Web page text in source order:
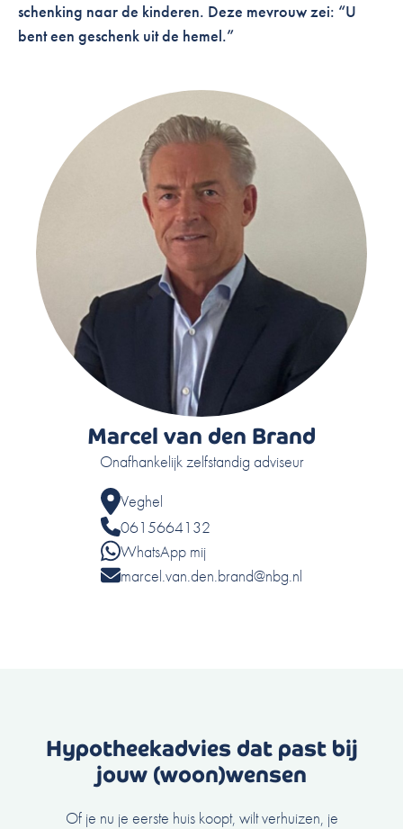
schenking naar de kinderen. Deze mevrouw zei: “U
bent een geschenk uit de hemel.”
Marcel van den Brand
Onafhankelijk zelfstandig adviseur
Veghel
0615664132
WhatsApp mij
marcel.van.den.brand@nbg.nl
Hypotheekadvies dat past bij
jouw (woon)wensen
Of je nu je eerste huis koopt, wilt verhuizen, je